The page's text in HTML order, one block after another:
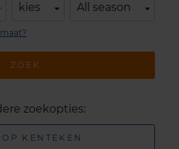
kies All season
ZOEK
zoekopties:
KENTEKEN